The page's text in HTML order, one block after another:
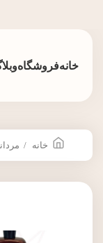
خانهفروشگاه
خانه